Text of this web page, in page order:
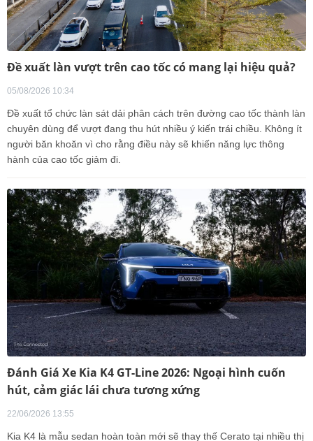
Đề xuất làn vượt trên cao tốc có mang lại hiệu quả?
05/08/2026 10:34
Đề xuất tổ chức làn sát dải phân cách trên đường cao tốc thành làn
chuyên dùng để vượt đang thu hút nhiều ý kiến trái chiều. Không ít
người băn khoăn vì cho rằng điều này sẽ khiến năng lực thông
hành của cao tốc giảm đi.
Đánh Giá Xe Kia K4 GT-Line 2026: Ngoại hình cuốn
hút, cảm giác lái chưa tương xứng
22/06/2026 13:55
Kia K4 là mẫu sedan hoàn toàn mới sẽ thay thế Cerato tại nhiều thị